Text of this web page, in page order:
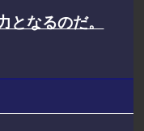
となるのだ。